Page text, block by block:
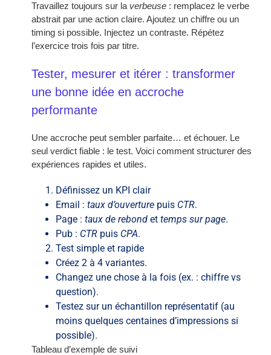
Travaillez toujours sur la verbeuse : remplacez le verbe
abstrait par une action claire. Ajoutez un chiffre ou un
timing si possible. Injectez un contraste. Répétez
l’exercice trois fois par titre.
Tester, mesurer et itérer : transformer
une bonne idée en accroche
performante
Une accroche peut sembler parfaite… et échouer. Le
seul verdict fiable : le test. Voici comment structurer des
expériences rapides et utiles.
Définissez un KPI clair
Email :taux d’ouverture puis CTR.
Page :taux de rebond ettemps sur page.
Pub : CTR puis CPA.
Test simple et rapide
Créez 2 à 4 variantes.
Changez une chose à la fois (ex. : chiffre vs
question).
Testez sur un échantillon représentatif (au
moins quelques centaines d’impressions si
possible).
Tableau d’exemple de suivi